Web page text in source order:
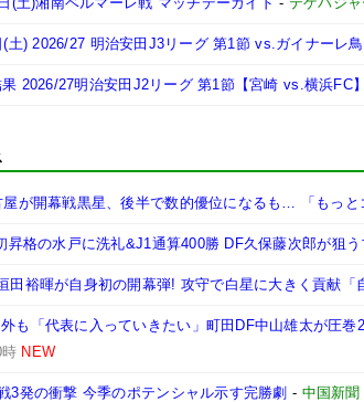
(土) 2026/27 明治安田J3リーグ 第1節 vs.ガイナーレ
2026/27明治安田J2リーグ 第1節【宮崎 vs.横浜FC】
が開幕戦黒星、後半で数的優位になるも… 「もっと
昇格の水戸に洗礼&J1通算400勝 DF久保藤次郎が狙
田裕暉が自身初の開幕弾! 攻守で白星に大きく貢献「
も「代表に入っていきたい」町田DF中山雄太が圧
NEW
3発の衝撃 今季のポテンシャル示す完勝劇 - 中国新聞